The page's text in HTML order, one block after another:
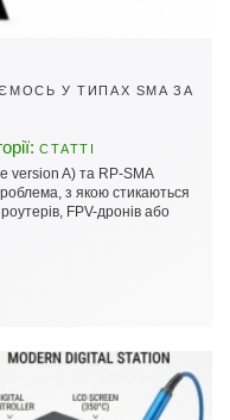
У ТИПАХ SMA ЗА
СТАТТІ
version A) та RP-SMA
з якою стикаються
FPV-дронів або